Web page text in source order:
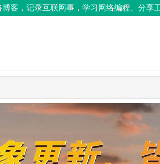
客，记录互联网事，学习网络编程、分享